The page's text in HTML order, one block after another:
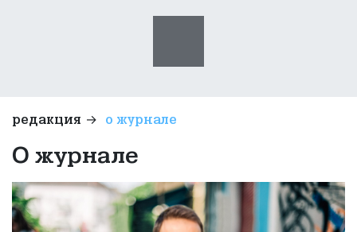
редакция → о журнале
О журнале